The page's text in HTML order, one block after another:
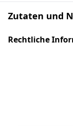
Zutaten und
Rechtliche